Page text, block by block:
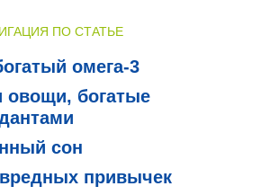
ПО СТАТЬЕ
омега-3
овощи, богатые
сон
привычек